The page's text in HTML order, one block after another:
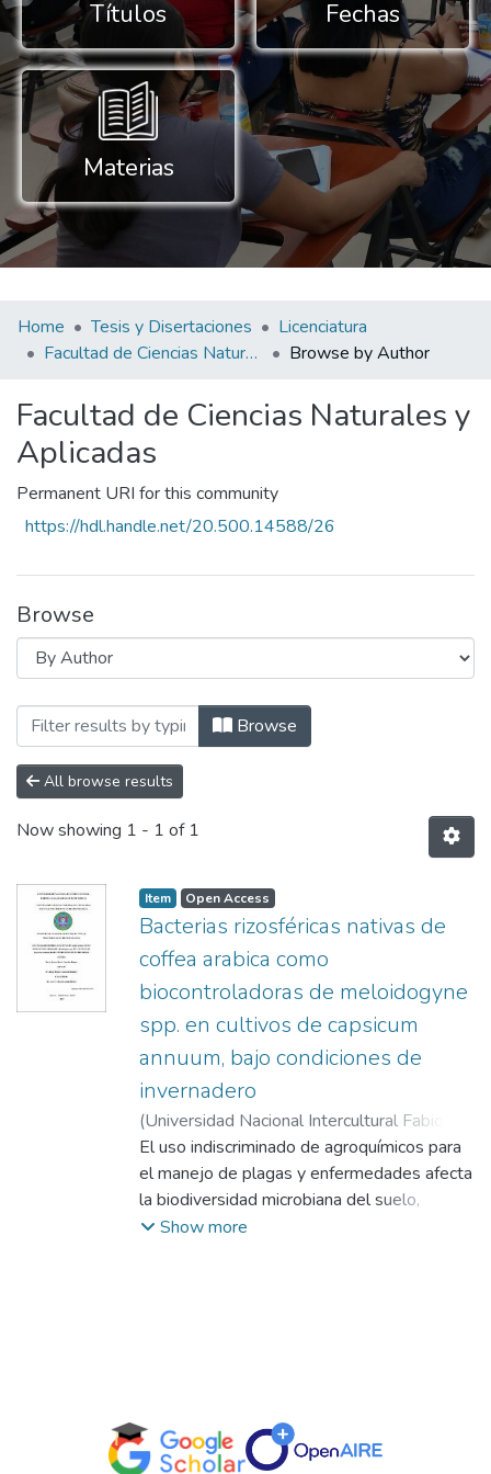
Títulos Fechas
Materias
Home Tesis y Disertaciones
Licenciatura
Facultad de Ciencias Naturales y Aplicadas
Browse by Author
Facultad de Ciencias Naturales y
Aplicadas
Permanent URI for this community
https://hdl.handle.net/20.500.14588/26
Browse
Browsing Facultad de Ciencias
Browse
All browse results
Now showing 1 - 1 of 1
Item Open Access
Bacterias rizosféricas nativas de
coffea arabica como
biocontroladoras de meloidogyne
spp. en cultivos de capsicum
annuum, bajo condiciones de
invernadero
(Universidad Nacional Intercultural Fabiola
Salazar Leguía de Bagua,2025-12-12)
Granda Ramos, Jeison David;Guzmán
Bautista, Jorge Hilario
El uso indiscriminado de agroquímicos para
el manejo de plagas y enfermedades afecta
la biodiversidad microbiana del suelo,
sostenibilidad agrícola y la salud humana.
caracterización in vitro permitió identificar
bacterias solubilizadoras de fósforo (BSP)
Show more